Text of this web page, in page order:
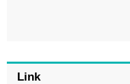
Link